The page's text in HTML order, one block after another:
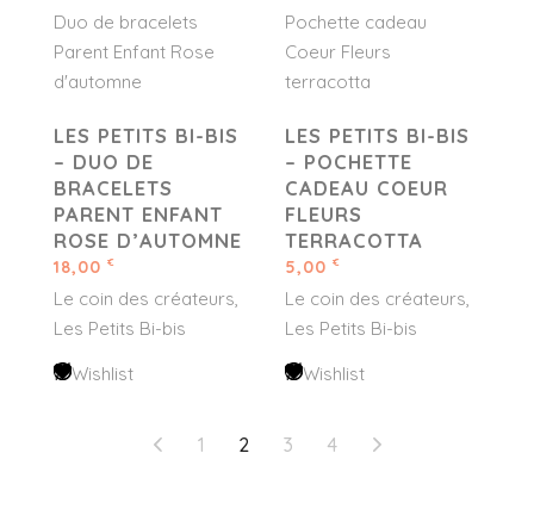
LES PETITS BI-BIS
– DUO DE
BRACELETS
PARENT ENFANT
ROSE D’AUTOMNE
18,00 €
Le coin des créateurs
Les Petits Bi-bis
Wishlist
LES PETITS BI-BIS
– POCHETTE
CADEAU COEUR
FLEURS
TERRACOTTA
5,00 €
Le coin des créateurs
Les Petits Bi-bis
Wishlist
1 2 3 4